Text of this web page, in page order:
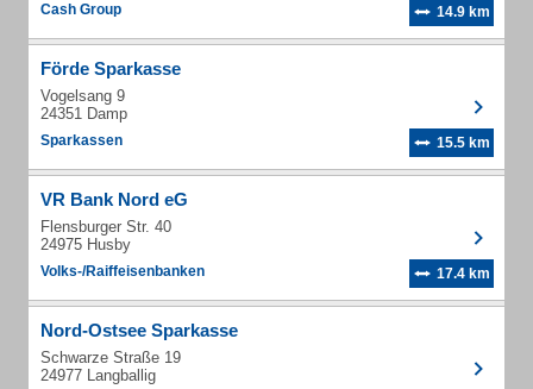
Cash Group 14.9 km
Förde Sparkasse
Vogelsang 9
24351 Damp
Sparkassen 15.5 km
VR Bank Nord eG
Flensburger Str. 40
24975 Husby
Volks-/Raiffeisenbanken 17.4 km
Nord-Ostsee Sparkasse
Schwarze Straße 19
24977 Langballig